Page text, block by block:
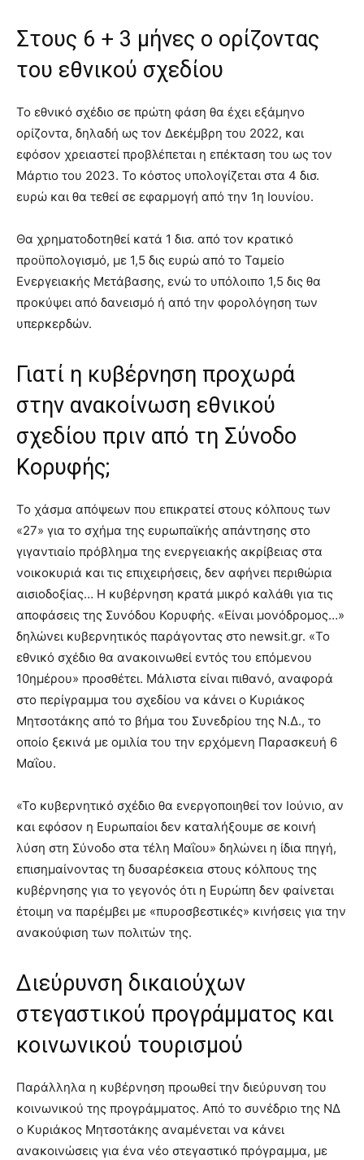
Στους 6 + 3 μήνες ο ορίζοντας
του εθνικού σχεδίου
Το εθνικό σχέδιο σε πρώτη φάση θα έχει εξάμηνο
ορίζοντα, δηλαδή ως τον Δεκέμβρη του 2022, και
εφόσον χρειαστεί προβλέπεται η επέκταση του ως τον
Μάρτιο του 2023. Το κόστος υπολογίζεται στα 4 δισ.
ευρώ και θα τεθεί σε εφαρμογή από την 1η Ιουνίου.
Θα χρηματοδοτηθεί κατά 1 δισ. από τον κρατικό
προϋπολογισμό, με 1,5 δις ευρώ από το Ταμείο
Ενεργειακής Μετάβασης, ενώ το υπόλοιπο 1,5 δις θα
προκύψει από δανεισμό ή από την φορολόγηση των
υπερκερδών.
Γιατί η κυβέρνηση προχωρά
στην ανακοίνωση εθνικού
σχεδίου πριν από τη Σύνοδο
Κορυφής;
Το χάσμα απόψεων που επικρατεί στους κόλπους των
«27» για το σχήμα της ευρωπαϊκής απάντησης στο
γιγαντιαίο πρόβλημα της ενεργειακής ακρίβειας στα
νοικοκυριά και τις επιχειρήσεις, δεν αφήνει περιθώρια
αισιοδοξίας… Η κυβέρνηση κρατά μικρό καλάθι για τις
αποφάσεις της Συνόδου Κορυφής. «Είναι μονόδρομος…»
δηλώνει κυβερνητικός παράγοντας στο newsit.gr. «Το
εθνικό σχέδιο θα ανακοινωθεί εντός του επόμενου
10ημέρου» προσθέτει. Μάλιστα είναι πιθανό, αναφορά
στο περίγραμμα του σχεδίου να κάνει ο Κυριάκος
Μητσοτάκης από το βήμα του Συνεδρίου της Ν.Δ., το
οποίο ξεκινά με ομιλία του την ερχόμενη Παρασκευή 6
Μαΐου.
«Το κυβερνητικό σχέδιο θα ενεργοποιηθεί τον Ιούνιο, αν
και εφόσον η Ευρωπαίοι δεν καταλήξουμε σε κοινή
λύση στη Σύνοδο στα τέλη Μαΐου» δηλώνει η ίδια πηγή,
επισημαίνοντας τη δυσαρέσκεια στους κόλπους της
κυβέρνησης για το γεγονός ότι η Ευρώπη δεν φαίνεται
έτοιμη να παρέμβει με «πυροσβεστικές» κινήσεις για την
ανακούφιση των πολιτών της.
Διεύρυνση δικαιούχων
στεγαστικού προγράμματος και
κοινωνικού τουρισμού
Παράλληλα η κυβέρνηση προωθεί την διεύρυνση του
κοινωνικού της προγράμματος. Από το συνέδριο της ΝΔ
ο Κυριάκος Μητσοτάκης αναμένεται να κάνει
ανακοινώσεις για ένα νέο στεγαστικό πρόγραμμα, με